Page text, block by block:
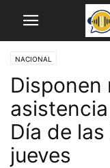
NACIONAL
Disponen
Día de
jueves